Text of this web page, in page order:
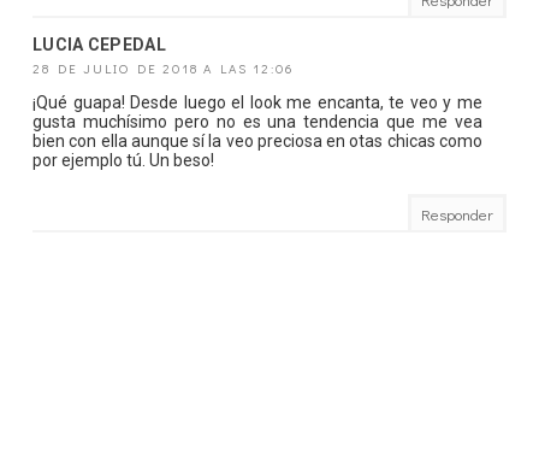
LUCIA CEPEDAL
28 DE JULIO DE 2018 A LAS 12:06
¡Qué guapa! Desde luego el look me encanta, te veo y me
gusta muchísimo pero no es una tendencia que me vea
bien con ella aunque sí la veo preciosa en otas chicas como
por ejemplo tú. Un beso!
Responder